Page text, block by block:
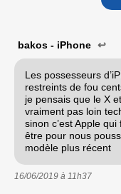
bakos - iPhone ↩
Les possesseurs
restreints de fou
je pensais que le X
vraiment pas loin
sinon c’est Apple
être pour nous
modèle plus récent
16/06/2019 à 11h37